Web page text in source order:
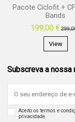
Pacote Ciclofit +
Bands
199,00 €
View
Subscreva a nossa
Aceito os termos e
privacidade